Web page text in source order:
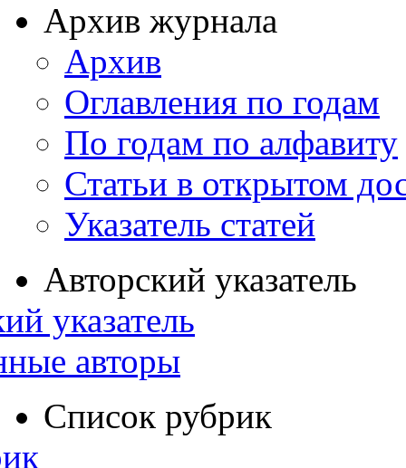
Архив журнала
Архив
Оглавления по годам
По годам по алфавиту
Статьи в открытом
Указатель статей
Авторский указатель
указатель
авторы
Список рубрик